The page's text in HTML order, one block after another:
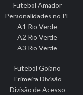
Futebol Amador
Personalidades no PE
A1 Rio Verde
A2 Rio Verde
A3 Rio Verde
Futebol Goiano
Primeira Divisão
Divisão de Acesso